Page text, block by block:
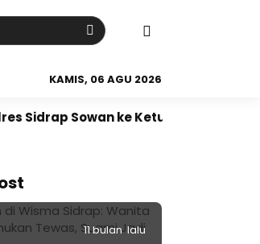
KAMIS, 06 AGU 2026
Sowan ke Ketua NU Sidrap
11 bulan lalu